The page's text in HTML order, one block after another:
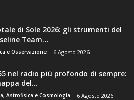
di Sole 2026: gli strumenti del
Team...
e Osservazione 6 Agosto 2026
nel radio più profondo di sempre:
del...
Astrofisica e Cosmologia 6 Agosto 2026